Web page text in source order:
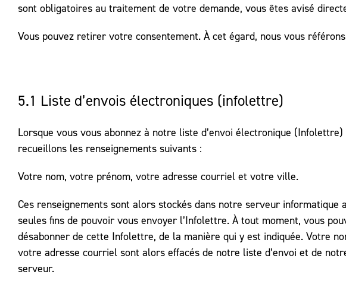
sont obligatoires au traitement de votre demande, vous êtes avisé
Vous pouvez retirer votre consentement. À cet égard, nous vous
5.1 Liste d’envois électroniques (infolettre)
Lorsque vous vous abonnez à notre liste d’envoi électronique (Infolettre)
recueillons les renseignements suivants :
Votre nom, votre prénom, votre adresse courriel et votre ville.
Ces renseignements sont alors stockés dans notre serveur informatique
seules fins de pouvoir vous envoyer l’Infolettre. À tout moment, vous
désabonner de cette Infolettre, de la manière qui y est indiquée. Votre
votre adresse courriel sont alors effacés de notre liste d’envoi et de
serveur.